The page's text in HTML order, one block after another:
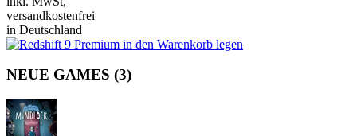
versandkostenfrei
in Deutschland
NEUE GAMES (3)